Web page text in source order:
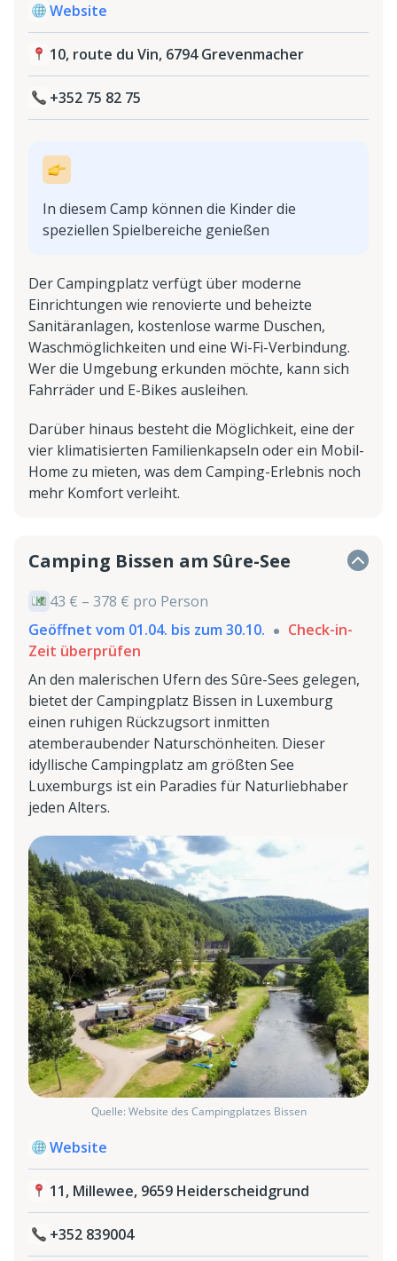
Website
10, route du Vin, 6794 Grevenmacher
+352 75 82 75
In diesem Camp können die Kinder die
speziellen Spielbereiche genießen
Der Campingplatz verfügt über moderne
Einrichtungen wie renovierte und beheizte
Sanitäranlagen, kostenlose warme Duschen,
Waschmöglichkeiten und eine Wi-Fi-Verbindung.
Wer die Umgebung erkunden möchte, kann sich
Fahrräder und E-Bikes ausleihen.
Darüber hinaus besteht die Möglichkeit, eine der
vier klimatisierten Familienkapseln oder ein Mobil-
Home zu mieten, was dem Camping-Erlebnis noch
mehr Komfort verleiht.
Camping Bissen am Sûre-See
43 € – 378 € pro Person
Geöffnet vom 01.04. bis zum 30.10.
Check-in-
Zeit überprüfen
An den malerischen Ufern des Sûre-Sees gelegen,
bietet der Campingplatz Bissen in Luxemburg
einen ruhigen Rückzugsort inmitten
atemberaubender Naturschönheiten. Dieser
idyllische Campingplatz am größten See
Luxemburgs ist ein Paradies für Naturliebhaber
jeden Alters.
Quelle: Website des Campingplatzes Bissen
Website
11, Millewee, 9659 Heiderscheidgrund
+352 839004